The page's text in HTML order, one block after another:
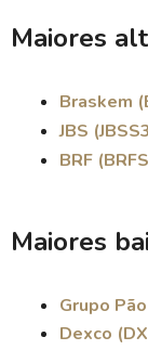
Maiores
Braskem
JBS
BRF
Maiores
Grupo
Dexco